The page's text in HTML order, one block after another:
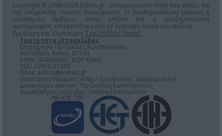
Copyright © 2006-2026 Eidisis.gr - Η ενημερωτική πύλη του Κιλκίς. Με
την επιφύλαξη παντός δικαιώματος. Η αναδημοσίευση μέρους ή
ολόκληρου άρθρου, όπως επίσης και η αναδημοσίευση
φωτογραφίας επιτρέπεται μόνο μέ έγγραφη άδεια του εκδότη.
Σχεδίαση και Υλοποίηση Τερζενίδης Νικος
Ταυτότητα ιστοσελίδας
Επιχείρηση Τερζενίδης Κωνσταντίνος
Μεταλλικό, Κιλκίς, 61100
ΑΦΜ: 024638641, ΔΟΥ Κιλκίς
Τηλ.: 23410 27307
Email: eidisis@eidisis.gr
Ιδιοκτήτης/ Νόμιμος εκπρ./ Διευθυντής/ Διαχειριστής/
Δικαιούχος domain: Τερζενίδης Κωνσταντίνος
Διευθύντρια σύνταξης: Παγλαρίδου Ιωάννα